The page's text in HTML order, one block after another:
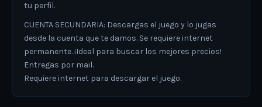
tu perfil.
CUENTA SECUNDARIA: Descargas el juego y lo jugas
desde la cuenta que te damos. Se requiere internet
permanente. ¡Ideal para buscar los mejores precios!
Entregas por mail.
Requiere internet para descargar el juego.